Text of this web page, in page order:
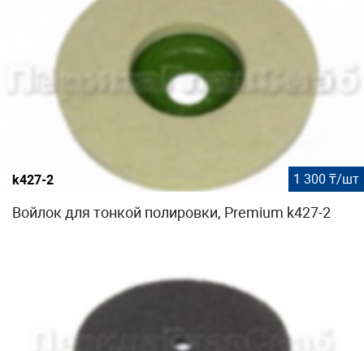
k427-2 1 300 ₸/шт
Войлок для тонкой полировки, Premium k427-2